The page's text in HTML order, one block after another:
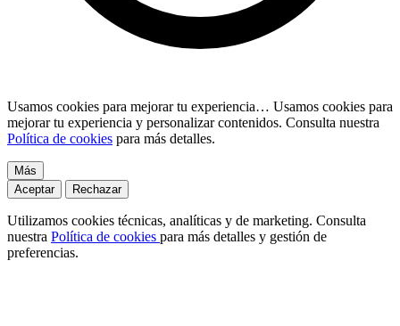
Usamos cookies para mejorar tu experiencia… Usamos cookies para
mejorar tu experiencia y personalizar contenidos. Consulta nuestra
Política de cookies para más detalles.
Más
Aceptar
Rechazar
Utilizamos cookies técnicas, analíticas y de marketing. Consulta
nuestra Política de cookies para más detalles y gestión de
preferencias.